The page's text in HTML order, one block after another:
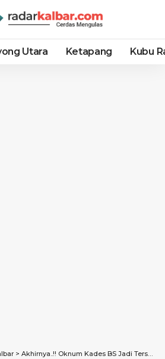
Utara Ketapang Kubu
> Akhirnya..!! Oknum Kades BS Jadi Tersangka